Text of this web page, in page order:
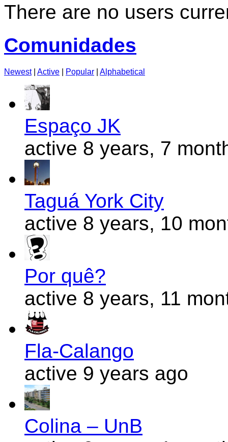
There are no users
Comunidades
Newest Active Popular Alphabetical
Espaço JK
active 8 years, 7
Taguá York City
active 8 years, 10
Por quê?
active 8 years, 11
Fla-Calango
active 9 years ago
Colina – UnB